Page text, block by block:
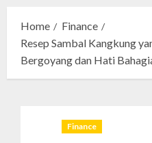
Home
Finance
Resep Sambal Kangkung
Bergoyang dan Hati
Finance